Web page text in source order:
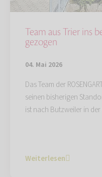
Team aus Trier ins
gezogen
04. Mai 2026
Das Team der
seinen bisherigen
ist nach Butzweiler in
Weiterlesen